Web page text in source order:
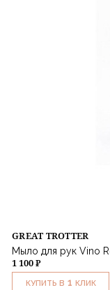
GREAT TROTTER
Мыло для рук Vino
1 100 ₽
КУПИТЬ В 1 КЛИК